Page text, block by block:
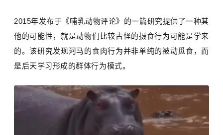
2015年发布于《哺乳动物评论》的一篇研究提供了一种其
他的可能性，就是动物们比较古怪的摄食行为可能是学来
的。该研究发现河马的食肉行为并非单纯的被动觅食，而
是后天学习形成的群体行为模式。